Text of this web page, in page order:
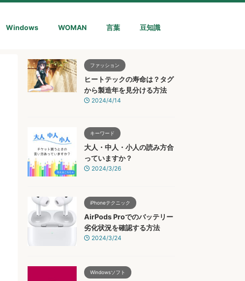
Windows WOMAN 言葉 豆知識
ファッション
ヒートテックの寿命は？タグ
から製造年を見分ける方法
2024/4/14
キーワード
大人・中人・小人の読み方合
っていますか？
2024/3/26
iPhoneテクニック
AirPods Proでのバッテリー
劣化状況を確認する方法
2024/3/24
Windowsソフト